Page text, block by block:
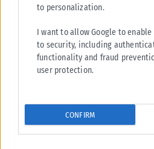
to personalization.
I want to allow Google to
to security, including
functionality and fraud
user protection.
CONFIRM